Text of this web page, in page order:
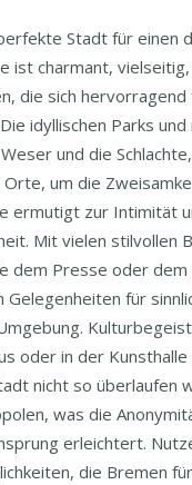
Stadt für einen
ist charmant,
die sich hervorragend
idyllischen Parks
und die
um die
ermutigt zur Intimität
Mit vielen stilvollen
dem Presse oder
Gelegenheiten für
oder in der
nicht so überlaufen
was die
erleichtert.
die Bremen